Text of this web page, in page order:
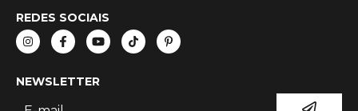
REDES SOCIAIS
NEWSLETTER